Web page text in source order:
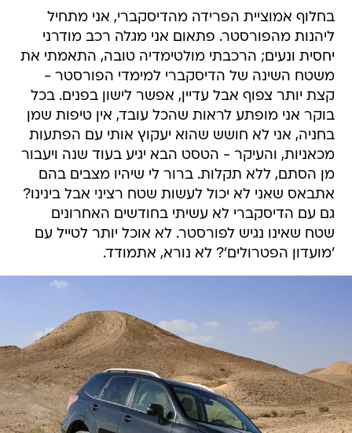
בחלוף אמוציית הפרידה מהדיסקברי, אני מתחיל
ליהנות מהפורסטר. פתאום אני מגלה רכב מודרני
יחסית ונעים; הרכבתי מולטימדיה טובה, התאמתי את
משטח השינה של הדיסקברי למימדי הפורסטר -
קצת יותר צפוף אבל עדיין, אפשר לישון בפנים. בכל
בוקר אני מופתע לראות שהכל עובד, אין טיפות שמן
בחניה, אני לא חושש שהוא יעקוץ אותי עם הפתעות
מכאניות, והעיקר - הטסט הבא יגיע בעוד שנה ויעבור
מן הסתם, ללא תקלות. ברור לי שיהיו מצבים בהם
אתבאס שאני לא יכול לעשות שטח רציני אבל בינינו?
גם עם הדיסקברי לא עשיתי בחודשים האחרונים
שטח שאינו נגיש לפורסטר. לא אוכל יותר לטייל עם
'מועדון הפטרולים'? לא נורא, אתמודד.